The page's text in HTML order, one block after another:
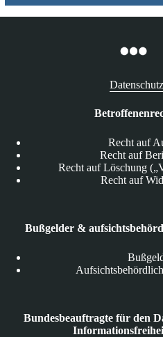
Datenschutz
Recht auf
Recht auf
Recht auf Löschung
Recht auf
Bußgelder &
Bundesbeauftragte für den